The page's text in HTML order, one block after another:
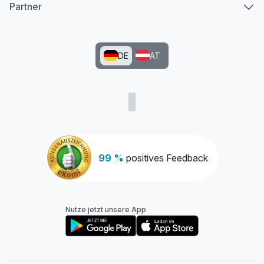
99 % positives Feedback
Partner
DE AT
Nutze jetzt unsere App